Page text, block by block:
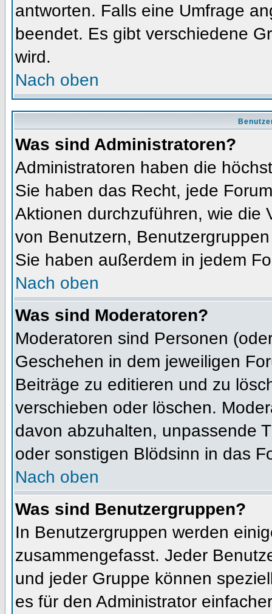
antworten. Falls eine Umfrage
beendet. Es gibt verschiedene
wird.
Nach oben
Was sind Administratoren?
Administratoren haben die
Sie haben das Recht, jede
Aktionen durchzuführen, wie die
von Benutzern,
Sie haben außerdem in jedem
Nach oben
Was sind Moderatoren?
Moderatoren sind Personen
Geschehen in dem jeweiligen
Beiträge zu editieren und zu
verschieben oder löschen.
davon abzuhalten, unpassende
oder sonstigen Blödsinn in das
Nach oben
Was sind Benutzergruppen?
In Benutzergruppen werden
zusammengefasst. Jeder
und jeder Gruppe können
es für den Administrator